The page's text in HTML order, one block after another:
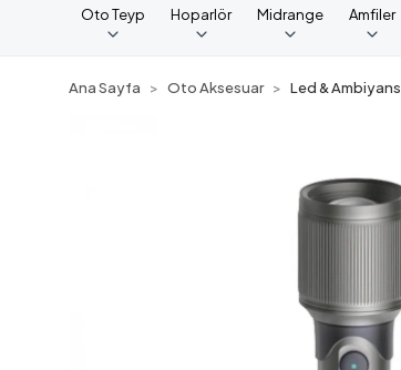
Oto Teyp Hoparlör Midrange Amfiler
Ana Sayfa Oto Aksesuar Led & Ambiyans